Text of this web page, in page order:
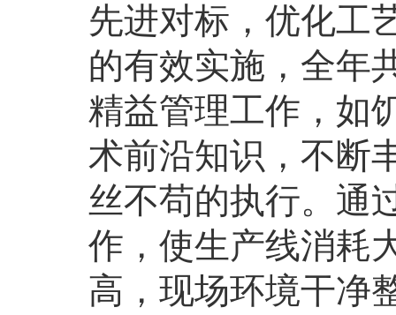
先进对标，优化工
的有效实施，全年
精益管理工作，如
术前沿知识，不断
丝不苟的执行。通
作，使生产线消耗
高，现场环境干净